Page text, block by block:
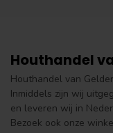
Houthandel
Houthandel van
Inmiddels zijn wij
en leveren wij in
Bezoek ook onze